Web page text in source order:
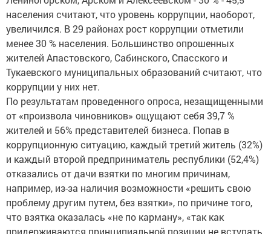
населения считают, что уровень коррупции, наоборот,
увеличился. В 29 районах рост коррупции отметили
менее 30 % населения. Большинство опрошенных
жителей Апастовского, Сабинского, Спасского и
Тукаевского муниципальных образований считают, что
коррупции у них нет.
По результатам проведенного опроса, незащищенными
от «произвола чиновников» ощущают себя 39,7 %
жителей и 56% представителей бизнеса. Попав в
коррупционную ситуацию, каждый третий житель (32%)
и каждый второй предприниматель республики (52,4%)
отказались от дачи взятки по многим причинам,
например, из-за наличия возможности «решить свою
проблему другим путем, без взятки», по причине того,
что взятка оказалась «не по карману», «так как
придерживаются принципиальной позиции не вступать